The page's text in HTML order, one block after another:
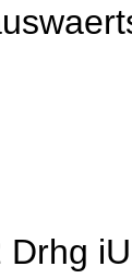
zu
iU